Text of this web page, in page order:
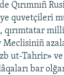
Qırımnıñ
quvetçileri
qırımtatar
ut-Tahrir» ve
bar